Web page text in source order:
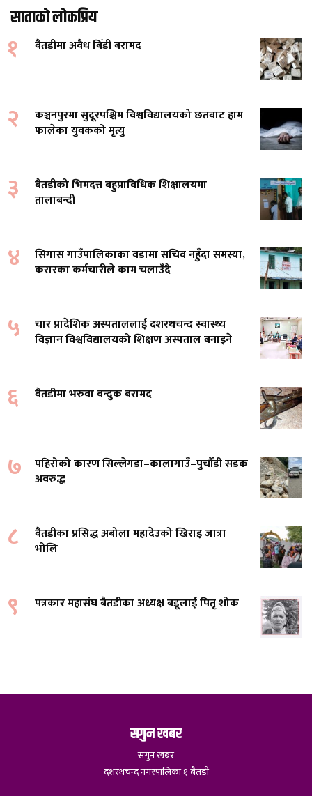
साताको लोकप्रिय
१ बैतडीमा अवैध बिँडी बरामद
२
कञ्चनपुरमा सुदूरपश्चिम विश्वविद्यालयको छतबाट हाम
फालेका युवकको मृत्यु
३
बैतडीको भिमदत्त बहुप्राविधिक शिक्षालयमा
तालाबन्दी
४
सिगास गाउँपालिकाका वडामा सचिव नहुँदा समस्या,
करारका कर्मचारीले काम चलाउँदै
५
चार प्रादेशिक अस्पताललाई दशरथचन्द स्वास्थ्य
विज्ञान विश्वविद्यालयको शिक्षण अस्पताल बनाइने
६ बैतडीमा भरुवा बन्दुक बरामद
७
पहिरोको कारण सिल्लेगडा–कालागाउँ–पुर्चौंडी सडक
अवरुद्ध
८
बैतडीका प्रसिद्ध अबोला महादेउको खिराइ जात्रा
भोलि
९ पत्रकार महासंघ बैतडीका अध्यक्ष बडूलाई पितृ शोक
सगुन खबर
सगुन खबर
दशरथचन्द नगरपालिका १ बैतडी